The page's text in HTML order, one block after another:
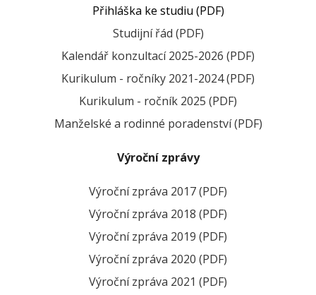
Přihláška ke studiu (PDF)
Studijní řád (PDF)
Kalendář konzultací 2025-2026 (PDF)
Kurikulum - ročníky 2021-2024 (PDF)
Kurikulum - ročník 2025 (PDF)
Manželské a rodinné poradenství (PDF)
Výroční zprávy
Výroční zpráva 2017 (PDF)
Výroční zpráva 2018 (PDF)
Výroční zpráva 2019 (PDF)
Výroční zpráva 2020 (PDF)
Výroční zpráva 2021 (PDF)